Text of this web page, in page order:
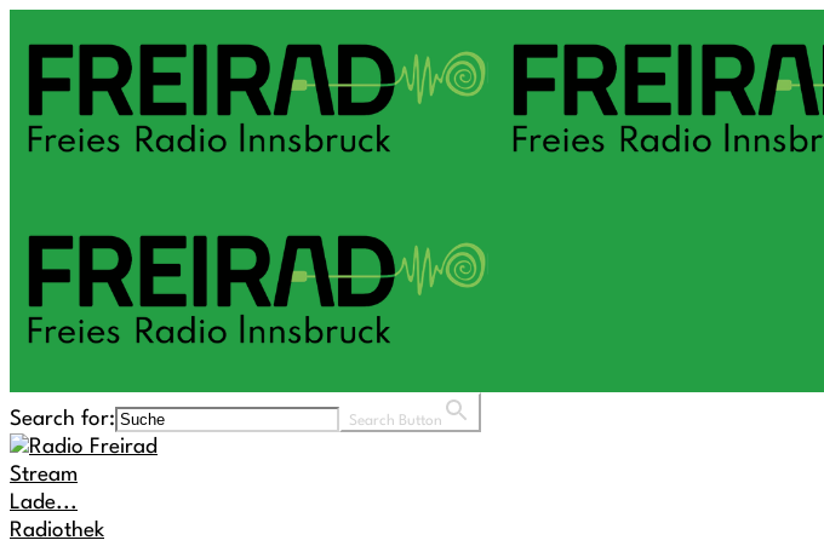
Search for: Search Button
Stream
Lade...
Radiothek